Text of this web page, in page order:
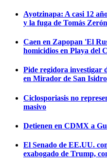
Ayotzinapa: A casi 12
y la fuga de Tomás Zerón
Caen en Zapopan 'El
homicidios en Playa del
Pide regidora investigar
en Mirador de San Isidro
Ciclosporiasis no
masivo
Detienen en CDMX a
El Senado de EE.UU.
exabogado de Trump,